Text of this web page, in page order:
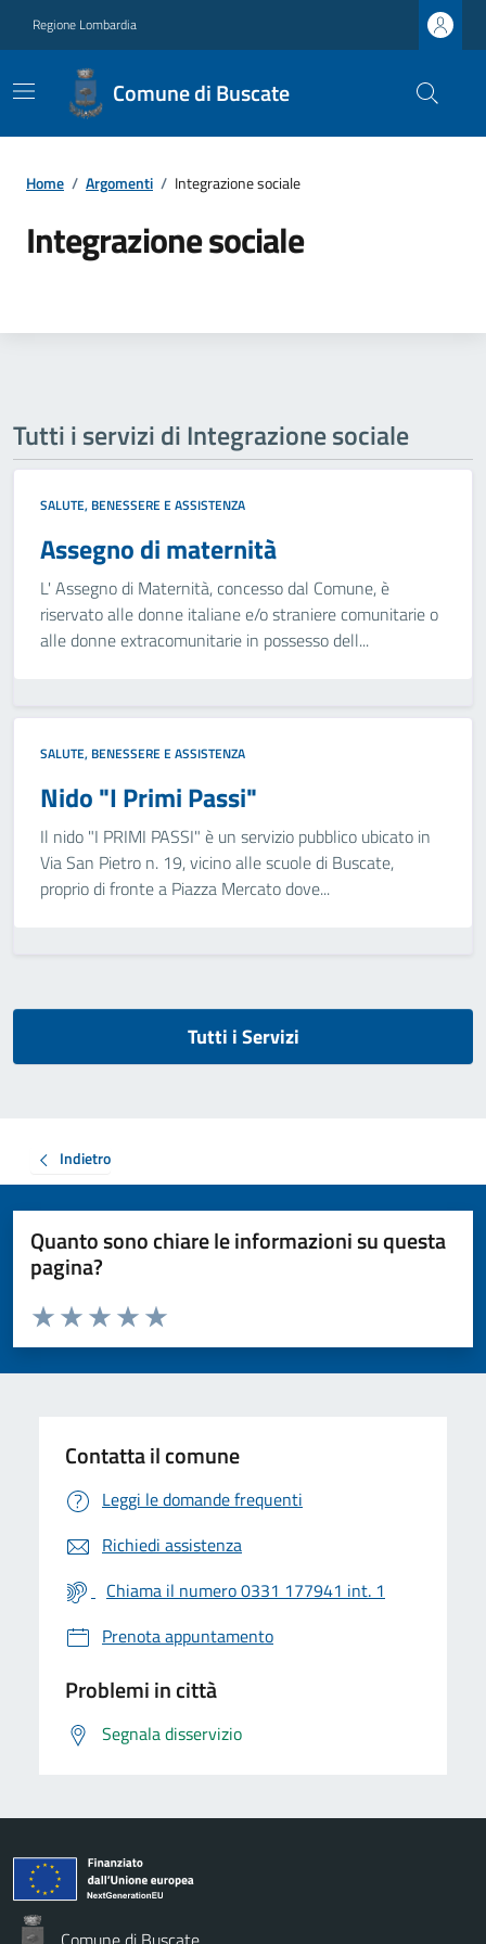
Regione Lombardia
Comune di Buscate
Home / Argomenti / Integrazione sociale
Integrazione sociale
Tutti i servizi di Integrazione sociale
SALUTE, BENESSERE E ASSISTENZA
Assegno di maternità
L' Assegno di Maternità, concesso dal Comune, è
riservato alle donne italiane e/o straniere comunitarie o
alle donne extracomunitarie in possesso dell...
SALUTE, BENESSERE E ASSISTENZA
Nido "I Primi Passi"
Il nido "I PRIMI PASSI" è un servizio pubblico ubicato in
Via San Pietro n. 19, vicino alle scuole di Buscate,
proprio di fronte a Piazza Mercato dove...
Tutti i Servizi
Indietro
Quanto sono chiare le informazioni su questa
pagina?
Valuta da 1 a 5 stelle la pagina
Valuta 5 stelle su 5
Valuta 4 stelle su 5
Valuta 3 stelle su 5
Valuta 2 stelle su 5
Valuta 1 stelle su 5
Contatta il comune
Leggi le domande frequenti
Richiedi assistenza
Chiama il numero 0331 177941 int. 1
Prenota appuntamento
Problemi in città
Segnala disservizio